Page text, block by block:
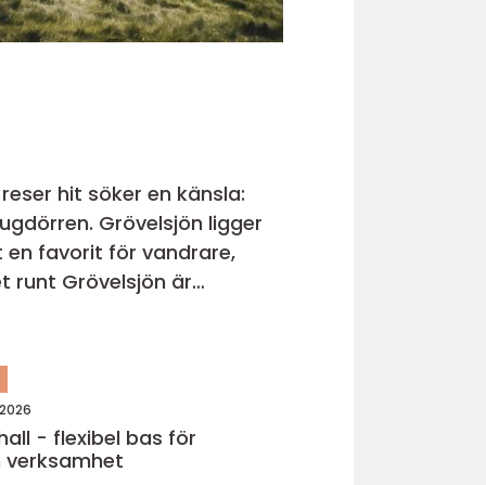
hit söker en känsla:
Grövelsjön ligger
en favorit för vandrare,
- flexibel bas för
verksamhet